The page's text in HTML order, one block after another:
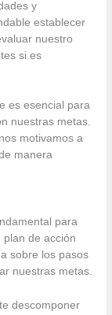
y
establecer
nuestro
si es
es esencial para
nuestras metas.
motivamos a
manera
para
plan de acción
sobre los pasos
nuestras metas.
descomponer